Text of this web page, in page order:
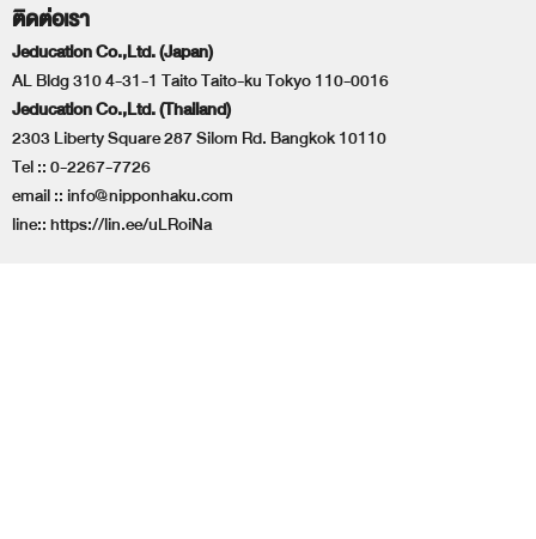
ติดต่อเรา
Jeducation Co.,Ltd. (Japan)
AL Bldg 310 4-31-1 Taito Taito-ku Tokyo 110-0016
Jeducation Co.,Ltd. (Thailand)
2303 Liberty Square 287 Silom Rd. Bangkok 10110
Tel ::0-2267-7726
email ::info@nipponhaku.com
line::https://lin.ee/uLRoiNa